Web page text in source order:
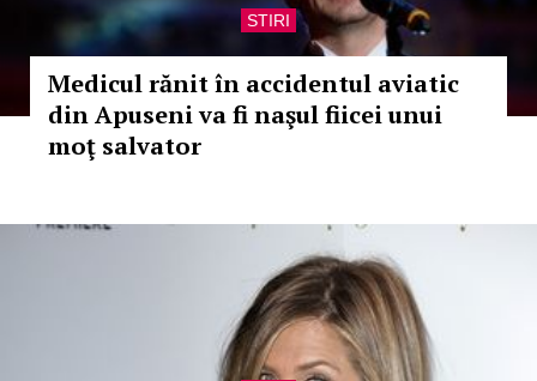
STIRI
Medicul rănit în accidentul aviatic
din Apuseni va fi naşul fiicei unui
moţ salvator